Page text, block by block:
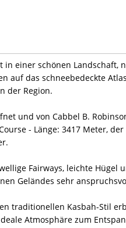
in einer schönen Landschaft,
auf das schneebedeckte
der Region.
und von Cabbel B.
- Länge: 3417 Meter,
Fairways, leichte Hügel
Geländes sehr
traditionellen Kasbah-Stil
Atmosphäre zum